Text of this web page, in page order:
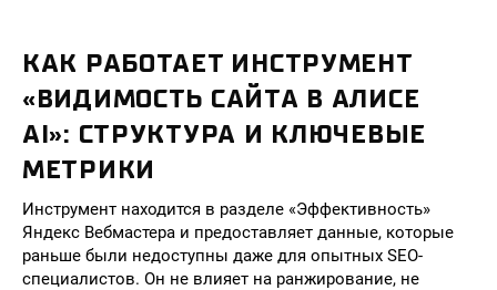
КАК РАБОТАЕТ ИНСТРУМЕНТ
«ВИДИМОСТЬ САЙТА В АЛИСЕ
AI»: СТРУКТУРА И КЛЮЧЕВЫЕ
МЕТРИКИ
Инструмент находится в разделе «Эффективность»
Яндекс Вебмастера и предоставляет данные, которые
раньше были недоступны даже для опытных SEO-
специалистов. Он не влияет на ранжирование, не